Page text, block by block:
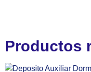
Productos